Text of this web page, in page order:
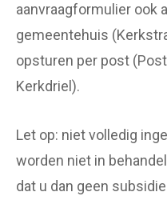
aanvraagformulier ook
gemeentehuis
opsturen per post
Kerkdriel).
Let op: niet volledig
worden niet in
dat u dan geen